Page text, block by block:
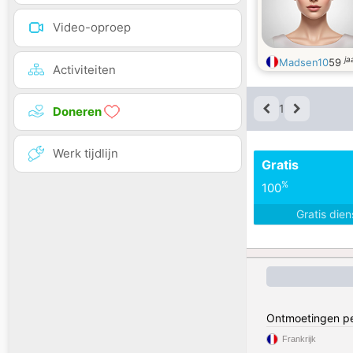
Video-oproep
Activiteiten
Doneren
Werk tijdlijn
Madsen1059
1
Gratis
100%
Gratis
Ontmoetingen
Frankrijk